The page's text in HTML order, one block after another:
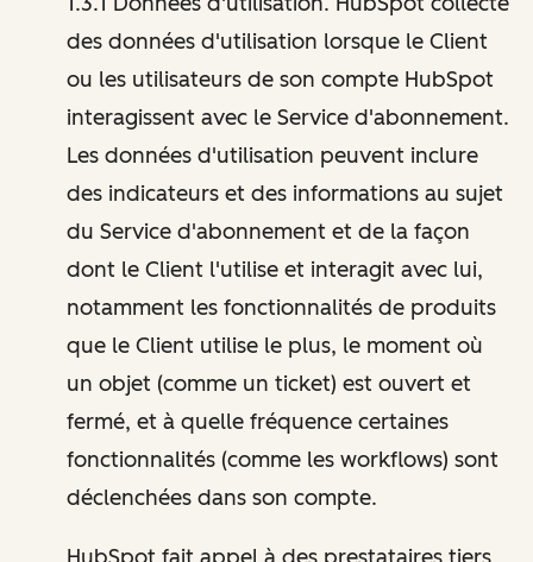
des données d'utilisation lorsque le Client
ou les utilisateurs de son compte HubSpot
interagissent avec le Service d'abonnement.
Les données d'utilisation peuvent inclure
des indicateurs et des informations au sujet
du Service d'abonnement et de la façon
dont le Client l'utilise et interagit avec lui,
notamment les fonctionnalités de produits
que le Client utilise le plus, le moment où
un objet (comme un ticket) est ouvert et
fermé, et à quelle fréquence certaines
fonctionnalités (comme les workflows) sont
déclenchées dans son compte.